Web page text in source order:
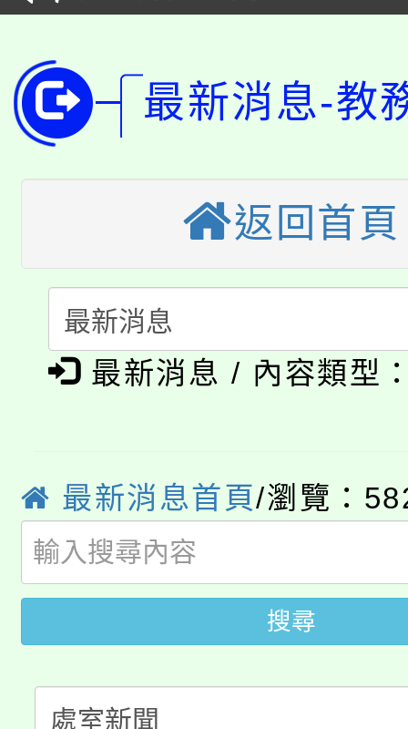
學籍身 分審查程序及
版
淨零綠領人才培育課程
公告本校115學年度第
代理(課)教師甄選結果(
「2026金融保險知識
生本土語及新住民語歌
公告本校115學年度第
代理(課)教師甄選結果
公告本校115學年度第
代理(課)教師甄選結果(
轉知中國文化大學推廣
《TA101》溝通分析基
程，歡迎學生輔導中心
系所師生報名參加。
淨零綠生活教案入校路
會
115年食農教育專業人
學籍身 分審查程序及
版
淨零綠領人才培育課程
公告本校115學年度第
代理(課)教師甄選結果(
「2026金融保險知識
桃園市115學年度學生
公告本校115學年度第
代理(課)教師甄選結果(
公告本校115學年度第
最新消息-教
返回首頁
最新消息 / 內容類型
最新消息首頁/瀏覽：
搜尋